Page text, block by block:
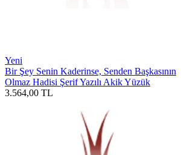
Yeni
Bir Şey Senin Kaderinse, Senden Başkasının
Olmaz Hadisi Şerif Yazılı Akik Yüzük
3.564,00 TL